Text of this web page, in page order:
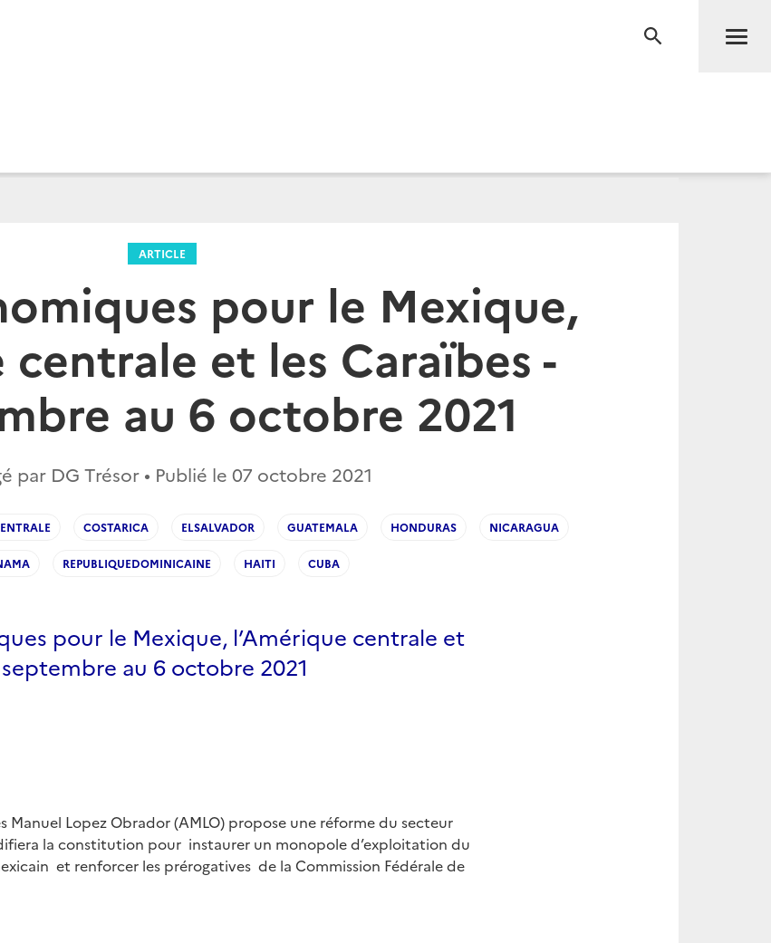
RECHERCHE
ARTICLE
pour le Mexique,
centrale et les Caraïbes -
au 6 octobre 2021
par DG Trésor • Publié le 07 octobre 2021
COSTARICA ELSALVADOR GUATEMALA HONDURAS NICARAGUA
REPUBLIQUEDOMINICAINE HAITI CUBA
pour le Mexique, l’Amérique centrale et
septembre au 6 octobre 2021
Manuel Lopez Obrador (AMLO) propose une réforme du secteur
la constitution pour instaurer un monopole d’exploitation du
et renforcer les prérogatives de la Commission Fédérale de